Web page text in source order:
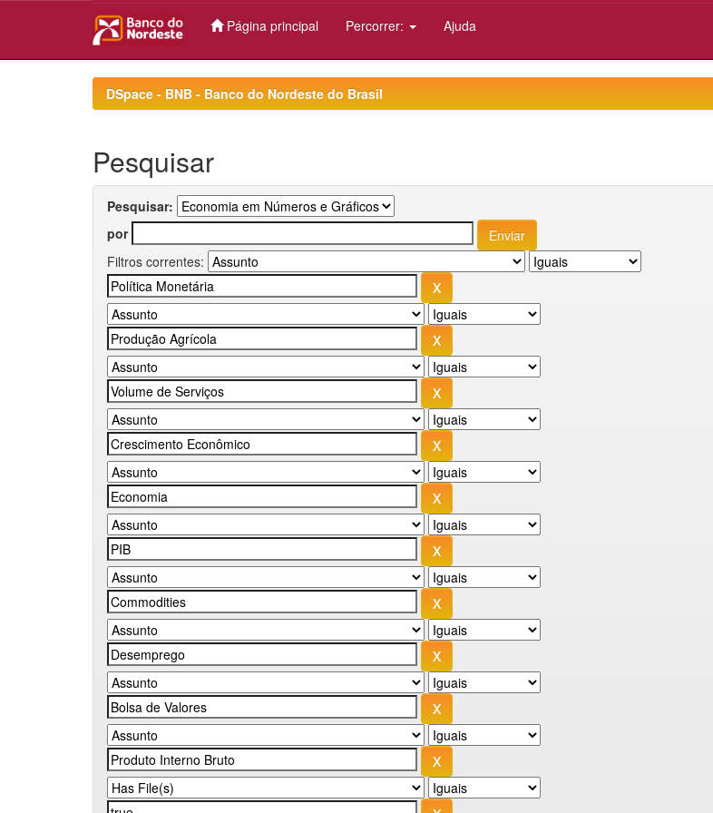
Página principal Percorrer: Ajuda
DSpace - BNB - Banco do Nordeste do Brasil
Pesquisar
Pesquisar:
por
Filtros correntes: